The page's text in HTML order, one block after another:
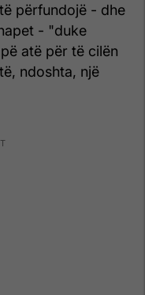
përfundojë - dhe
- "duke
atë për të cilën
ndoshta, një